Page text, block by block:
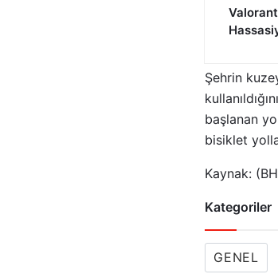
Şehrin
başlanan
bisiklet
Kaynak:
Kategoriler
GENEL